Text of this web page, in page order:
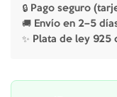
🔒 Pago seguro
🚚 Envío en 2–5
✨ Plata de ley 925